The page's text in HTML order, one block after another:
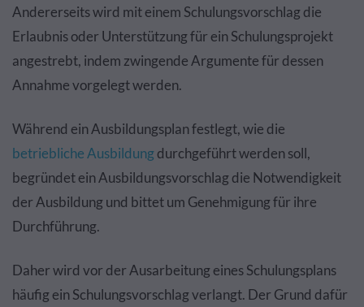
Andererseits wird mit einem Schulungsvorschlag die
Erlaubnis oder Unterstützung für ein Schulungsprojekt
angestrebt, indem zwingende Argumente für dessen
Annahme vorgelegt werden.
Während ein Ausbildungsplan festlegt, wie die
betriebliche Ausbildungdurchgeführt werden soll,
begründet ein Ausbildungsvorschlag die Notwendigkeit
der Ausbildung und bittet um Genehmigung für ihre
Durchführung.
Daher wird vor der Ausarbeitung eines Schulungsplans
häufig ein Schulungsvorschlag verlangt. Der Grund dafür